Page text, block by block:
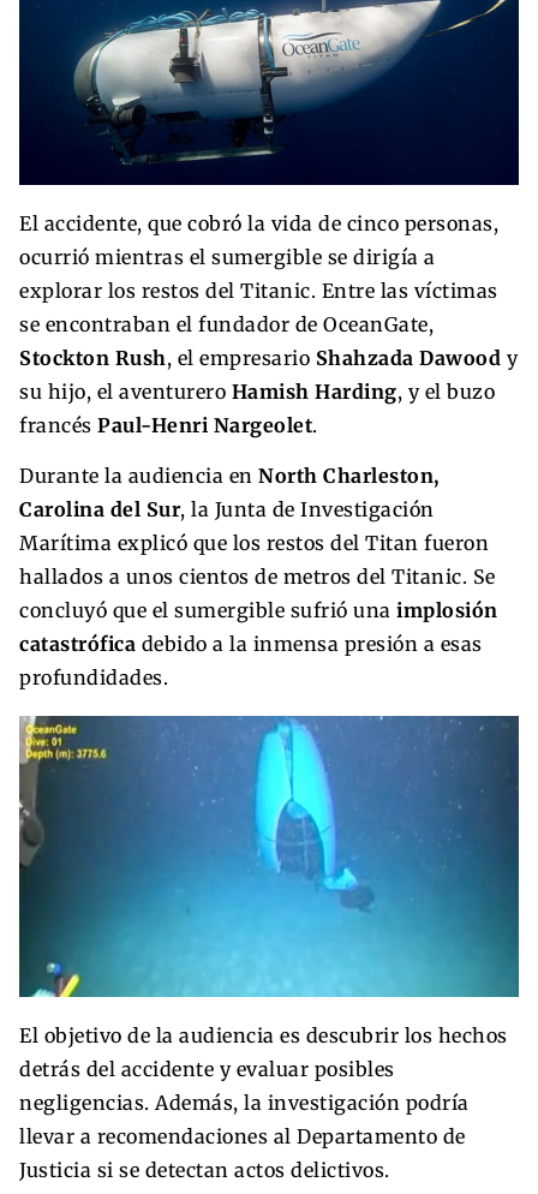
El accidente, que cobró la vida de cinco personas,
ocurrió mientras el sumergible se dirigía a
explorar los restos del Titanic. Entre las víctimas
se encontraban el fundador de OceanGate,
Stockton Rush, el empresario Shahzada Dawood y
su hijo, el aventurero Hamish Harding, y el buzo
francés Paul-Henri Nargeolet.
Durante la audiencia en North Charleston,
Carolina del Sur, la Junta de Investigación
Marítima explicó que los restos del Titan fueron
hallados a unos cientos de metros del Titanic. Se
concluyó que el sumergible sufrió una implosión
catastrófica debido a la inmensa presión a esas
profundidades.
El objetivo de la audiencia es descubrir los hechos
detrás del accidente y evaluar posibles
negligencias. Además, la investigación podría
llevar a recomendaciones al Departamento de
Justicia si se detectan actos delictivos.